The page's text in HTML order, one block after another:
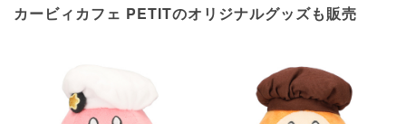
カービィカフェ PETITのオリジナルグッズも販売